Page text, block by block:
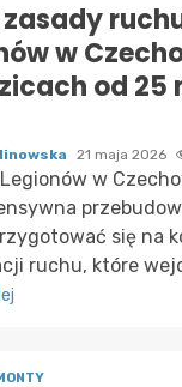
zasady
w
od 25
21 maja 2026
w
się na
ruchu, które